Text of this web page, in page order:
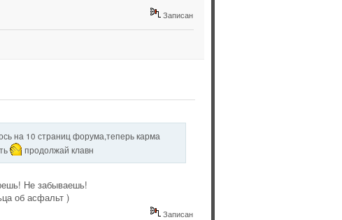
Записан
на 10 страниц форума,теперь карма
продолжай клавн
Не забываешь!
об асфальт )
Записан